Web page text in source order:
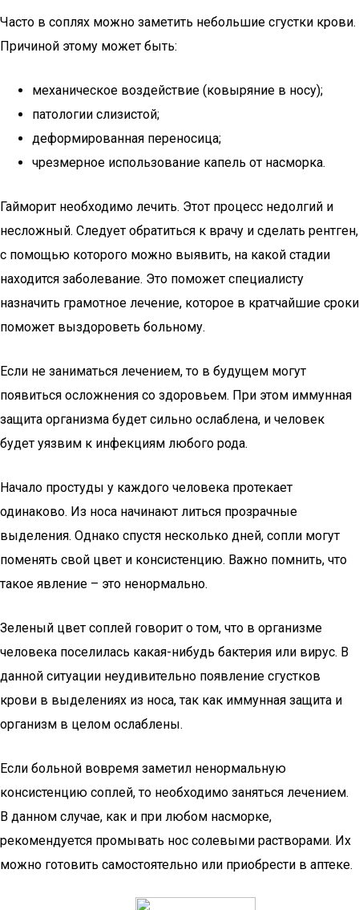
Часто в соплях можно заметить небольшие сгустки крови.
Причиной этому может быть:
механическое воздействие (ковыряние в носу);
патологии слизистой;
деформированная переносица;
чрезмерное использование капель от насморка.
Гайморит необходимо лечить. Этот процесс недолгий и
несложный. Следует обратиться к врачу и сделать рентген,
с помощью которого можно выявить, на какой стадии
находится заболевание. Это поможет специалисту
назначить грамотное лечение, которое в кратчайшие сроки
поможет выздороветь больному.
Если не заниматься лечением, то в будущем могут
появиться осложнения со здоровьем. При этом иммунная
защита организма будет сильно ослаблена, и человек
будет уязвим к инфекциям любого рода.
Начало простуды у каждого человека протекает
одинаково. Из носа начинают литься прозрачные
выделения. Однако спустя несколько дней, сопли могут
поменять свой цвет и консистенцию. Важно помнить, что
такое явление – это ненормально.
Зеленый цвет соплей говорит о том, что в организме
человека поселилась какая-нибудь бактерия или вирус. В
данной ситуации неудивительно появление сгустков
крови в выделениях из носа, так как иммунная защита и
организм в целом ослаблены.
Если больной вовремя заметил ненормальную
консистенцию соплей, то необходимо заняться лечением.
В данном случае, как и при любом насморке,
рекомендуется промывать нос солевыми растворами. Их
можно готовить самостоятельно или приобрести в аптеке.